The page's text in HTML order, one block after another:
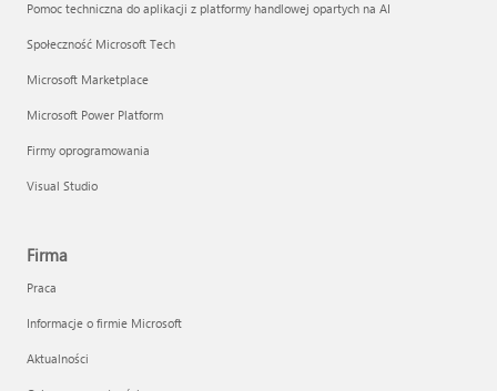
Pomoc techniczna do aplikacji z platformy handlowej opartych na AI
Społeczność Microsoft Tech
Microsoft Marketplace
Microsoft Power Platform
Firmy oprogramowania
Visual Studio
Firma
Praca
Informacje o firmie Microsoft
Aktualności